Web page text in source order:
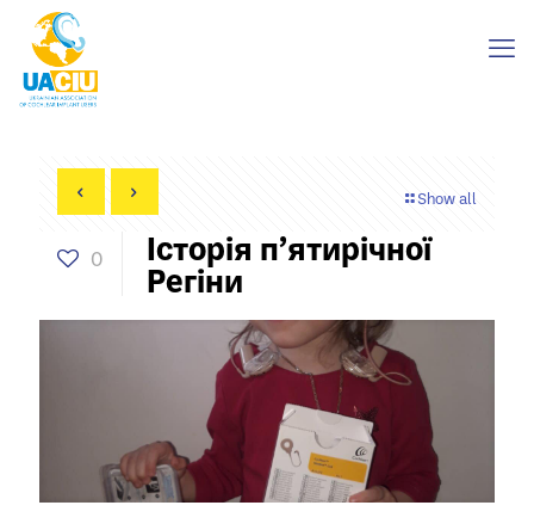
Show all
0 Історія п’ятирічної
Регіни